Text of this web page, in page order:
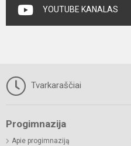
YOUTUBE KANALAS
Tvarkaraščiai
Progimnazija
Apie progimnaziją